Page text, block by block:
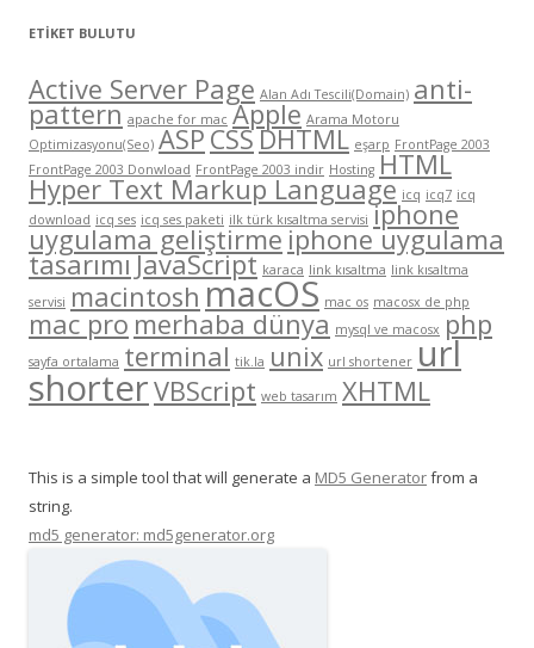
ETIKET BULUTU
Active Server Page Alan Adı Tescili(Domain) anti-
pattern apache for mac Apple Arama Motoru
Optimizasyonu(Seo) ASP CSSDHTML eşarp FrontPage 2003
FrontPage 2003 Donwload FrontPage 2003 indir Hosting HTML
Hyper Text Markup Language icq icq7 icq
download icq ses icq ses paketi ilk türk kısaltma servisi iphone
uygulama geliştirme iphone uygulama
tasarımıJavaScript karaca link kısaltma link kısaltma
servisi macintosh macOS mac os macosx de php
mac pro merhaba dünya mysql ve macosx php
sayfa ortalama terminal tik.la unix url shortener url
shorterVBScript web tasarım XHTML
This is a simple tool that will generate a MD5 Generatorfrom a
string.
md5 generator: md5generator.org